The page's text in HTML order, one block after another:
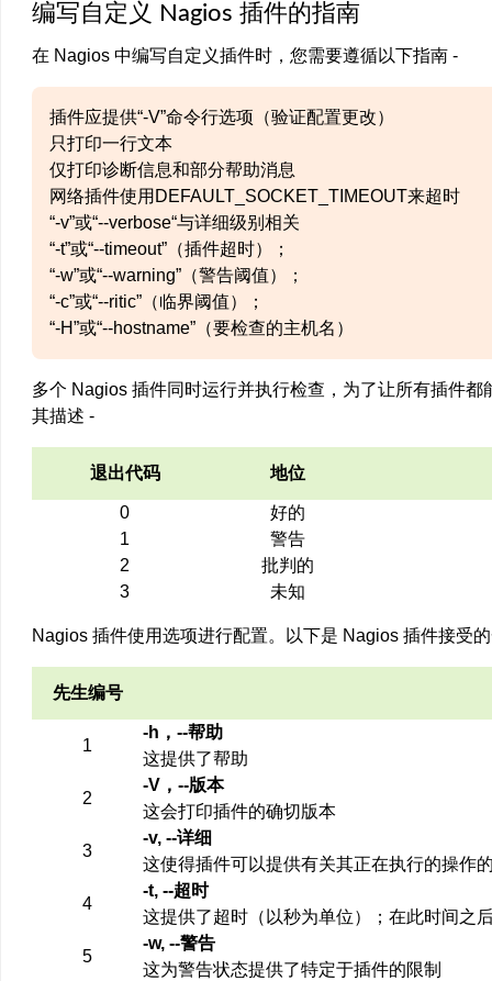
编写自定义 Nagios 插件的指南
在 Nagios 中编写自定义插件时，您需要遵循以下指南 -
插件应提供“-V”命令行选项（验证配置更改）
只打印一行文本
仅打印诊断信息和部分帮助消息
网络插件使用DEFAULT_SOCKET_TIMEOUT来超时
“-v”或“--verbose“与详细级别相关
“-t”或“--timeout”（插件超时）；
“-w”或“--warning”（警告阈值）；
“-c”或“--ritic”（临界阈值）；
“-H”或“--hostname”（要检查的主机名）
多个 Nagios 插件同时运行并执行检查，为了让所有插件
其描述 -
退出代码 地位
0
好的
1
警告
2
批判的
3
未知
Nagios 插件使用选项进行配置。以下是 Nagios 插件接受
先生编号
1
-h，--帮助
这提供了帮助
2
-V，--版本
这会打印插件的确切版本
3
-v, --详细
这使得插件可以提供有关其正在执行的操作
4
-t, --超时
这提供了超时（以秒为单位）；在此时间之
5
-w, --警告
这为警告状态提供了特定于插件的限制